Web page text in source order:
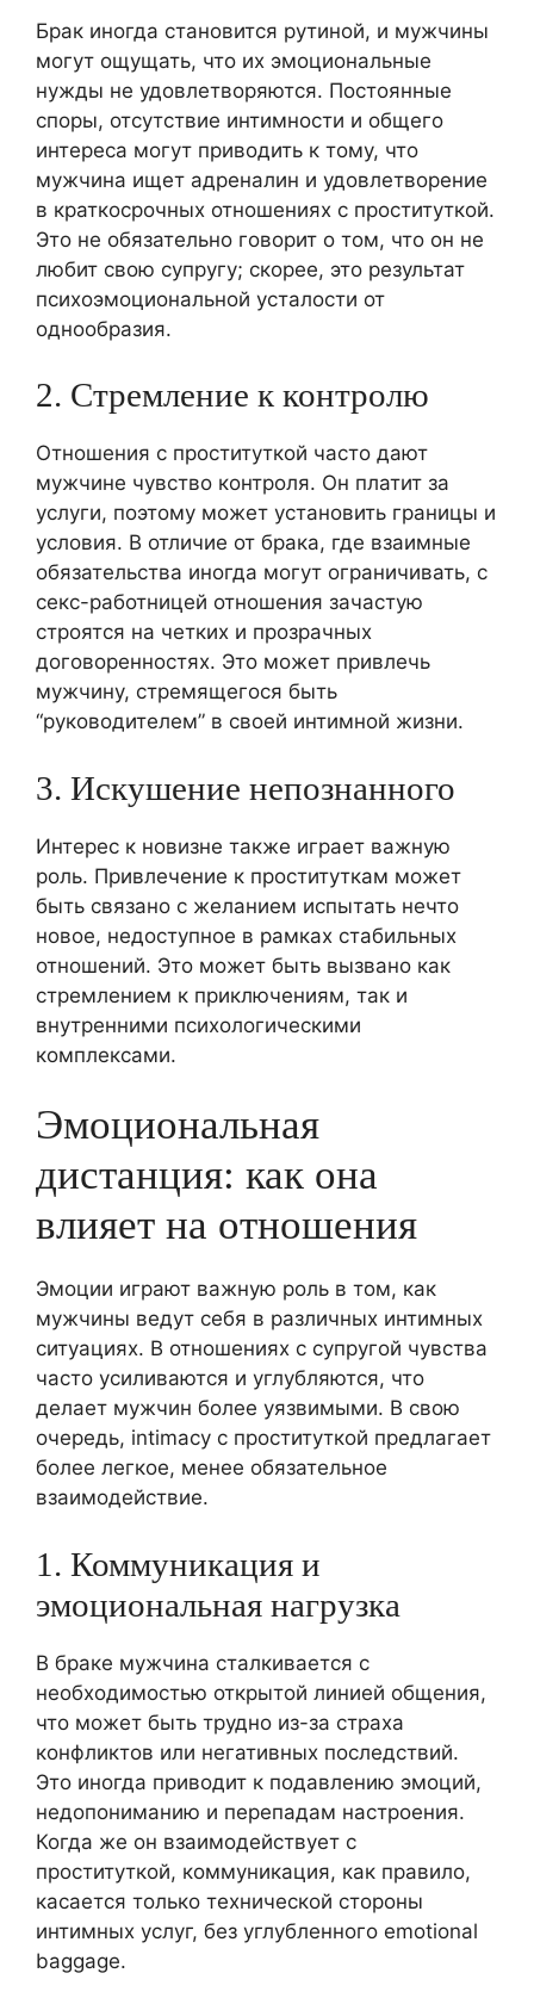
Брак иногда становится рутиной, и мужчины
могут ощущать, что их эмоциональные
нужды не удовлетворяются. Постоянные
споры, отсутствие интимности и общего
интереса могут приводить к тому, что
мужчина ищет адреналин и удовлетворение
в краткосрочных отношениях с проституткой.
Это не обязательно говорит о том, что он не
любит свою супругу; скорее, это результат
психоэмоциональной усталости от
однообразия.
2. Стремление к контролю
Отношения с проституткой часто дают
мужчине чувство контроля. Он платит за
услуги, поэтому может установить границы и
условия. В отличие от брака, где взаимные
обязательства иногда могут ограничивать, с
секс-работницей отношения зачастую
строятся на четких и прозрачных
договоренностях. Это может привлечь
мужчину, стремящегося быть
“руководителем” в своей интимной жизни.
3. Искушение непознанного
Интерес к новизне также играет важную
роль. Привлечение к проституткам может
быть связано с желанием испытать нечто
новое, недоступное в рамках стабильных
отношений. Это может быть вызвано как
стремлением к приключениям, так и
внутренними психологическими
комплексами.
Эмоциональная
дистанция: как она
влияет на отношения
Эмоции играют важную роль в том, как
мужчины ведут себя в различных интимных
ситуациях. В отношениях с супругой чувства
часто усиливаются и углубляются, что
делает мужчин более уязвимыми. В свою
очередь, intimacy с проституткой предлагает
более легкое, менее обязательное
взаимодействие.
1. Коммуникация и
эмоциональная нагрузка
В браке мужчина сталкивается с
необходимостью открытой линией общения,
что может быть трудно из-за страха
конфликтов или негативных последствий.
Это иногда приводит к подавлению эмоций,
недопониманию и перепадам настроения.
Когда же он взаимодействует с
проституткой, коммуникация, как правило,
касается только технической стороны
интимных услуг, без углубленного emotional
baggage.